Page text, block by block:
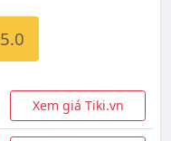
5.0
Xem giá Tiki.vn